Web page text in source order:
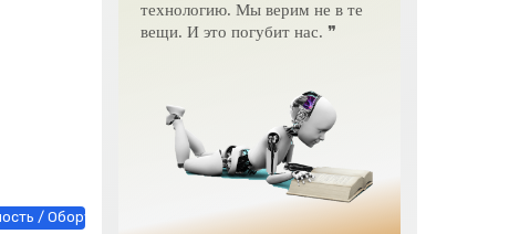
/ Оборудование / Строй материалы / Товары / Услуги / Другие
технологию. Мы верим не в те
вещи. И это погубит нас. ❞